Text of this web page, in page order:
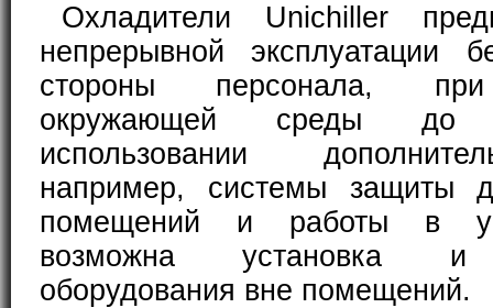
Охладители Unichiller
непрерывной эксплуатации
стороны персонала, при
окружающей среды до
использовании
например, системы защиты
помещений и работы в
возможна установка и
оборудования вне помещений.